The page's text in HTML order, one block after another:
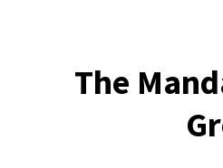
The